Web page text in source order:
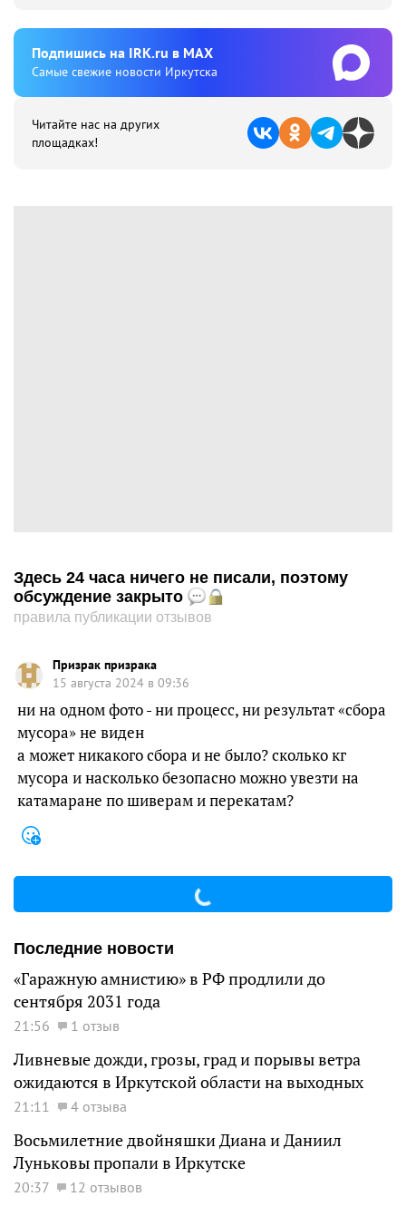
Подпишиcь на IRK.ru в MAX
Cамые свежие новости Иркутска
Читайте нас на других
площадках!
Здесь 24 часа ничего не писали, поэтому
обсуждение закрыто
правила публикации отзывов
Призрак призрака
15 августа 2024 в 09:36
ни на одном фото - ни процесс, ни результат «сбора
мусора» не виден
а может никакого сбора и не было? сколько кг
мусора и насколько безопасно можно увезти на
катамаране по шиверам и перекатам?
Последние новости
«Гаражную амнистию» в РФ продлили до
сентября 2031 года
21:56 1 отзыв
Ливневые дожди, грозы, град и порывы ветра
ожидаются в Иркутской области на выходных
21:11 4 отзыва
Восьмилетние двойняшки Диана и Даниил
Луньковы пропали в Иркутске
20:37 12 отзывов